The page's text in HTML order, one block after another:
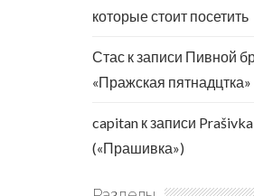
которые стоит посетить
Стас к записи Пивной
«Пражская пятнадцтка»
capitan к записи Prašivka
(«Прашивка»)